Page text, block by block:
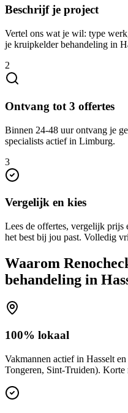
Beschrijf je project
Vertel ons wat je wil: type
je kruipkelder behandeling in
2
Ontvang tot 3 offertes
Binnen 24-48 uur ontvang je
specialists actief in Limburg.
3
Vergelijk en kies
Lees de offertes, vergelijk prijs
het best bij jou past. Volledig
Waarom
behandeling in
100% lokaal
Vakmannen actief in Hasselt
Tongeren, Sint-Truiden). Korte